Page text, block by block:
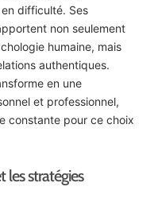
difficulté. Ses
non seulement
humaine, mais
authentiques.
en une
et professionnel,
constante pour ce choix
les stratégies